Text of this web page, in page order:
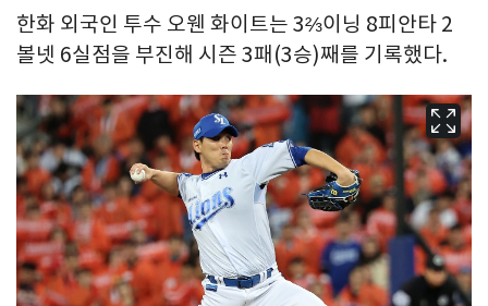
한화 외국인 투수 오웬 화이트는 3⅔이닝 8피안타 2
볼넷 6실점을 부진해 시즌 3패(3승)째를 기록했다.